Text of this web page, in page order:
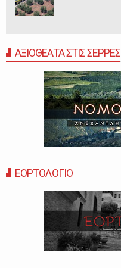
ΑΞΙΟΘΕΑΤΑ ΣΤΙΣ ΣΕΡΡΕΣ
ΕΟΡΤΟΛΟΓΙΟ